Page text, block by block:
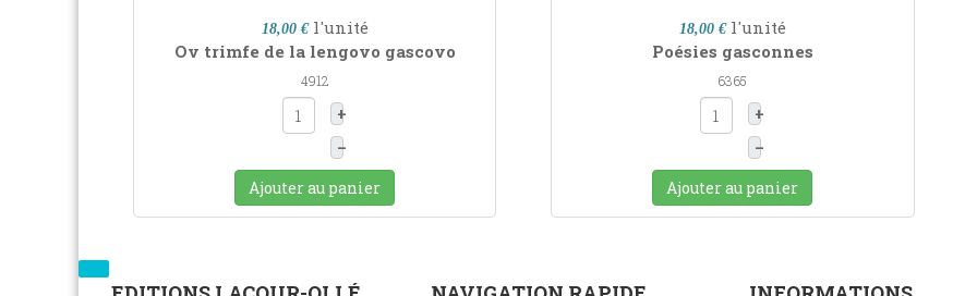
18,00 € l'unité
Ov trimfe de la lengovo gascovo
4912
+
–
Ajouter au panier
18,00 € l'unité
Poésies gasconnes
6365
+
–
Ajouter au panier